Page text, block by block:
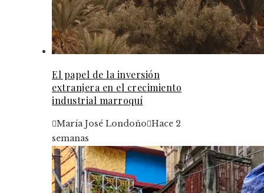
El papel de la inversión
extranjera en el crecimiento
industrial marroquí
María José Londoño Hace 2
semanas